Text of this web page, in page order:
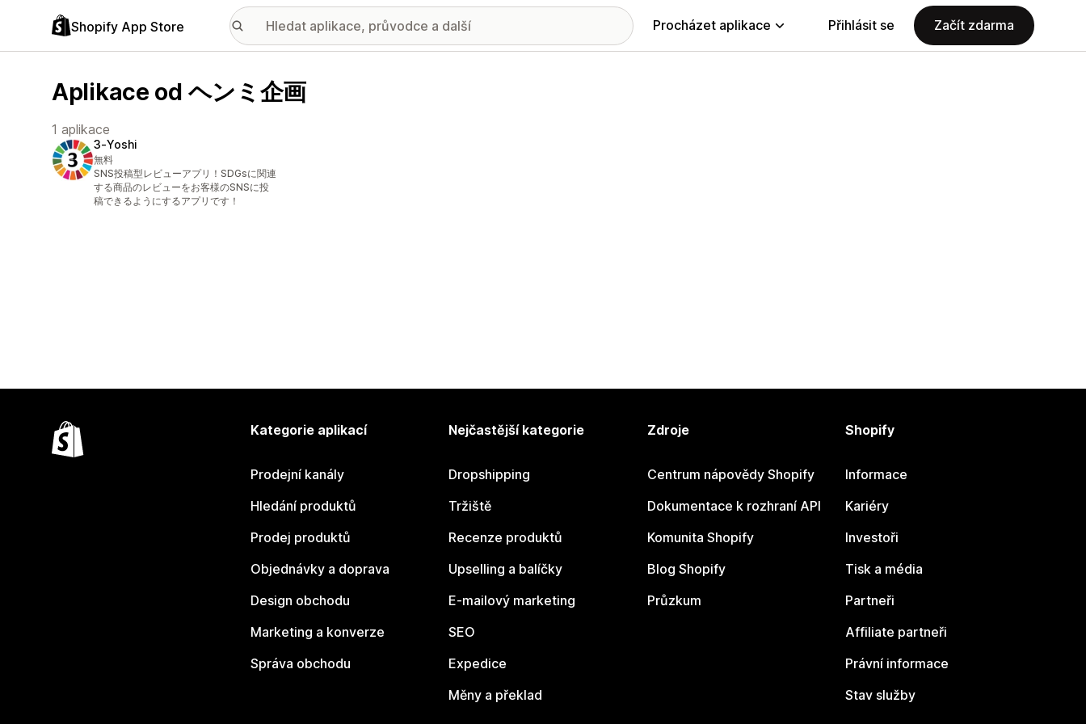
Shopify App Store Procházet aplikace Přihlásit se Začít zdarma
Aplikace od ヘンミ企画
1 aplikace
3‑Yoshi
無料
SNS投稿型レビューアプリ！SDGsに関連
する商品のレビューをお客様のSNSに投
稿できるようにするアプリです！
Kategorie aplikací
Prodejní kanály
Hledání produktů
Prodej produktů
Objednávky a doprava
Design obchodu
Marketing a konverze
Správa obchodu
Nejčastější kategorie
Dropshipping
Tržiště
Recenze produktů
Upselling a balíčky
E-mailový marketing
SEO
Expedice
Měny a překlad
Zdroje
Centrum nápovědy Shopify
Dokumentace k rozhraní API
Komunita Shopify
Blog Shopify
Průzkum
Shopify
Informace
Kariéry
Investoři
Tisk a média
Partneři
Affiliate partneři
Právní informace
Stav služby